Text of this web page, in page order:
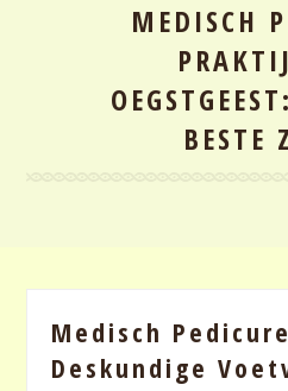
MEDISCH
BESTE
Medisch
Deskundige